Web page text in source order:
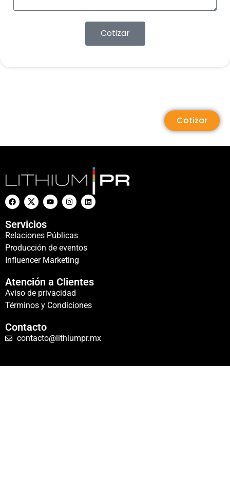
Cotizar
Cotizar
Servicios
Relaciones Públicas
Producción de eventos
Influencer Marketing
Atención a Clientes
Aviso de privacidad
Términos y Condiciones
Contacto
contacto@lithiumpr.mx